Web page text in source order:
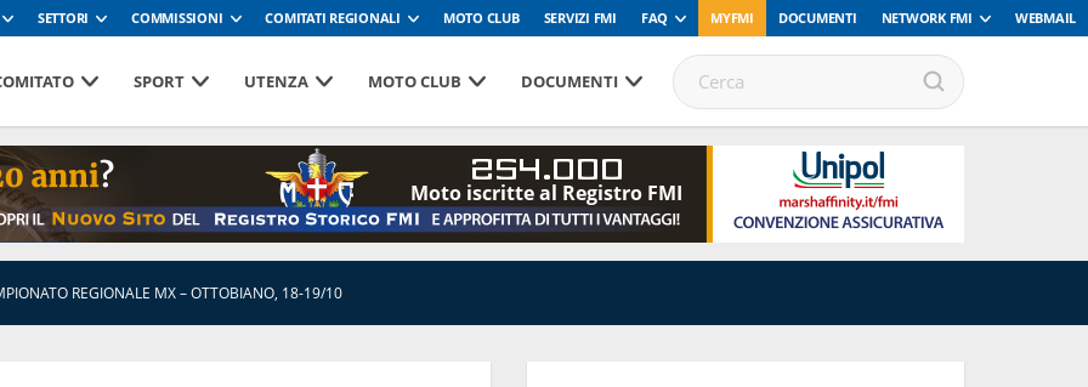
SETTORI COMMISSIONI COMITATI REGIONALI MOTO CLUB SERVIZI FMI FAQ MYFMI DOCUMENTI NETWORK FMI WEBMAIL
SPORT UTENZA MOTO CLUB DOCUMENTI
254.000
Moto iscritte al Registro FMI
»
REGIONALE MX – OTTOBIANO, 18-19/10